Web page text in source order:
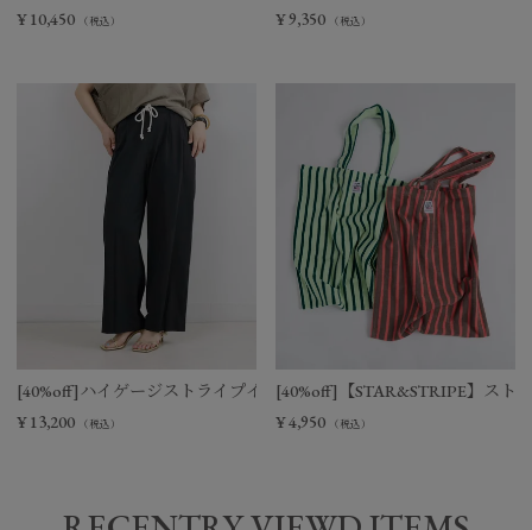
¥ 10,450 （税込）
¥9,350 （税込）
[40%off]ハイゲージストライプイージーパンツ
¥ 13,200 （税込）
[40%off]【STAR&STRIPE】スト
¥4,950 （税込）